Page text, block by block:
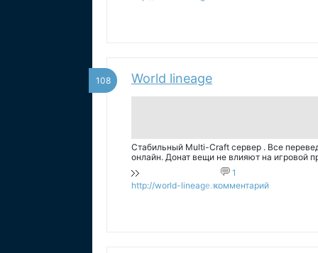
108 World lineage
Стабильный Multi-Craft сервер . Все
онлайн. Донат вещи не влияют на игровой
http://world-lineage.ru
1
комментарий